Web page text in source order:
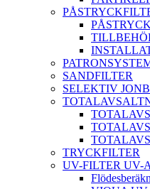
SANDFILTER
SELEKTIV
TRYCKFILTER
UV-FILTER UV-